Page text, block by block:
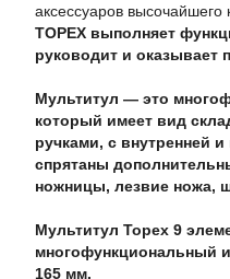
аксессуаров высочайшего
TOPEX выполняет
руководит и оказывает
Мультитул — это
который имеет вид
ручками, с внутренней
спрятаны
ножницы, лезвие ножа,
Мультитул Topex 9
многофункциональный
165 мм.